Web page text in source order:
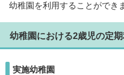
幼稚園を利用することができ
幼稚園における2歳児の定
実施幼稚園